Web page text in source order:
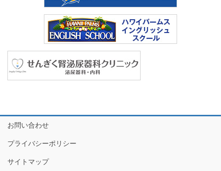
お問い合わせ
プライバシーポリシー
サイトマップ